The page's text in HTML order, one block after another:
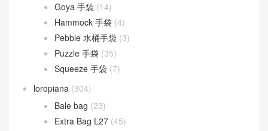
Goya 手袋 (14)
Hammock 手袋 (4)
Pebble 水桶手袋 (3)
Puzzle 手袋 (35)
Squeeze 手袋 (7)
loropiana (304)
Bale bag (23)
Extra Bag L27 (45)